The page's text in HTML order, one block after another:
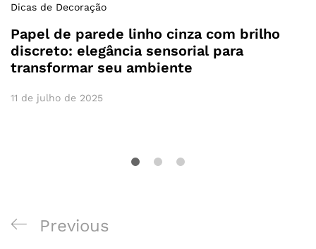
Dicas de Decoração
Papel de parede linho cinza com brilho
discreto: elegância sensorial para
transformar seu ambiente
11 de julho de 2025
Previous